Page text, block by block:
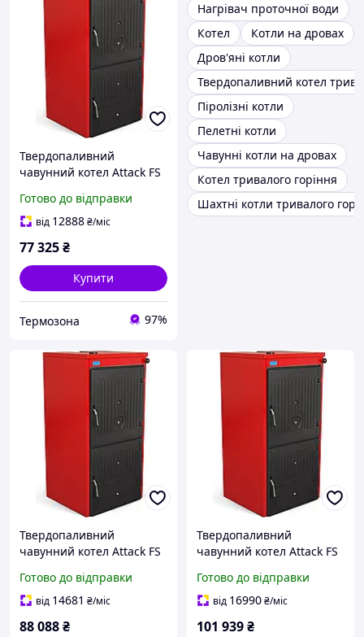
Твердопаливний
чавунний котел Attack FS
кВт)
Готово до відправки
від 12888₴/міс
77 325₴
Купити
Термозона 97%
Нагрівач проточної води
Котел
Котли на дровах
Дров'яні котли
Твердопаливний котел
Піролізні котли
Пелетні котли
Чавунні котли на дровах
Котел тривалого горіння
Шахтні котли тривалого
Твердопаливний
чавунний котел Attack FS
кВт)
Готово до відправки
від 14681 ₴/міс
88 088₴
Твердопаливний
чавунний котел Attack FS
кВт)
Готово до відправки
від 16990₴/міс
101 939₴